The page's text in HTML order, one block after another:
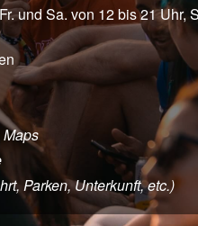
und Sa. von 12 bis 21 Uhr,
Parken, Unterkunft, etc.)